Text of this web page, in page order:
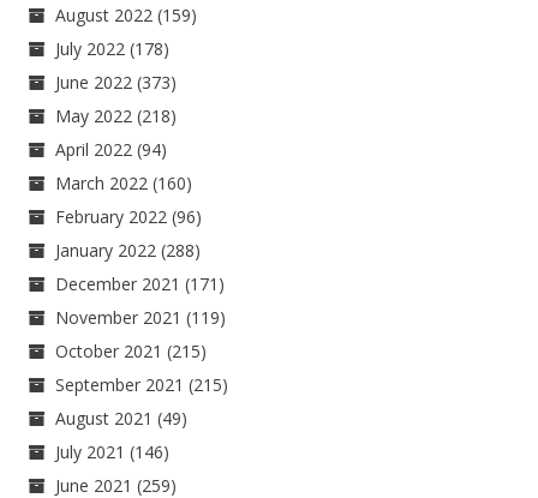
August 2022 (159)
July 2022 (178)
June 2022 (373)
May 2022 (218)
April 2022 (94)
March 2022 (160)
February 2022 (96)
January 2022 (288)
December 2021 (171)
November 2021 (119)
October 2021 (215)
September 2021 (215)
August 2021 (49)
July 2021 (146)
June 2021 (259)